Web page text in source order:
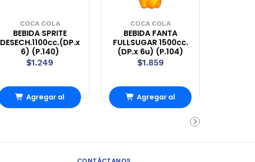
COCA COLA
BEBIDA SPRITE
DESECH.1100cc.(DP.x
6) (P.140)
$1.249
Agregar al
COCA COLA
BEBIDA FANTA
FULLSUGAR 1500cc.
(DP.x 6u) (P.104)
$1.859
Agregar al